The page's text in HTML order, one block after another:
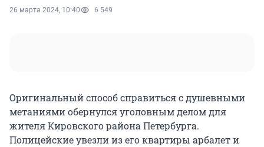
26 марта 2024, 10:40 6 549
Оригинальный способ справиться с душевными
метаниями обернулся уголовным делом для
жителя Кировского района Петербурга.
Полицейские увезли из его квартиры арбалет и